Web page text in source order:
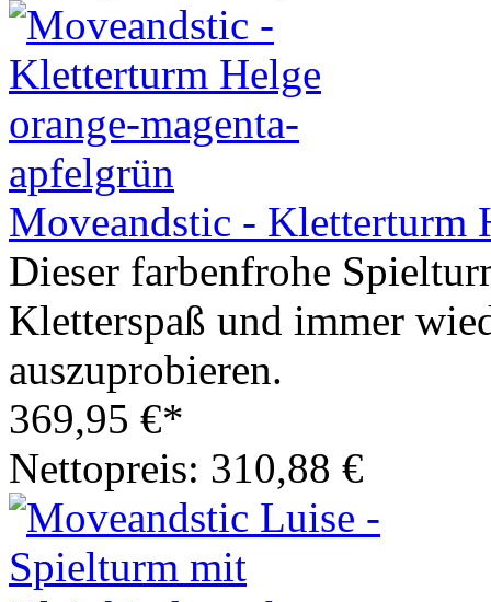
Moveandstic - Kletterturm
Dieser farbenfrohe
Kletterspaß und immer
auszuprobieren.
369,95 €*
Nettopreis: 310,88 €